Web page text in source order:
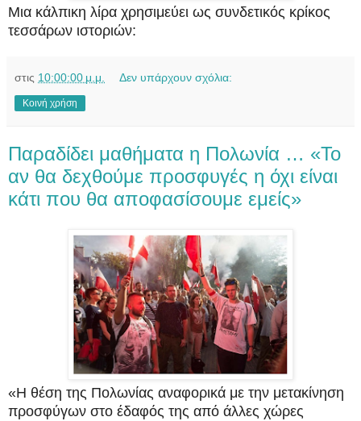
Μια κάλπικη λίρα χρησιμεύει ως συνδετικός κρίκος
τεσσάρων ιστοριών:
στις 10:00:00 μ.μ. Δεν υπάρχουν σχόλια:
Κοινή χρήση
Παραδίδει μαθήματα η Πολωνία … «Το
αν θα δεχθούμε προσφυγές η όχι είναι
κάτι που θα αποφασίσουμε εμείς»
«Η θέση της Πολωνίας αναφορικά με την μετακίνηση
προσφύγων στο έδαφός της από άλλες χώρες